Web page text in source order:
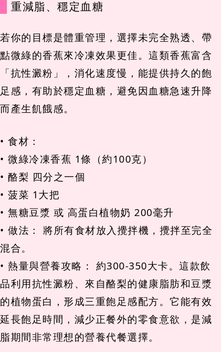
重減脂、穩定血糖
若你的目標是體重管理，選擇未完全熟透、帶
點微綠的香蕉來冷凍效果更佳。這類香蕉富含
「抗性澱粉」，消化速度慢，能提供持久的飽
足感，有助於穩定血糖，避免因血糖急速升降
而產生飢餓感。
• 食材：
• 微綠冷凍香蕉 1條（約100克）
• 酪梨 四分之一個
• 菠菜 1大把
• 無糖豆漿 或 高蛋白植物奶 200毫升
• 做法： 將所有食材放入攪拌機，攪拌至完全
混合。
• 熱量與營養攻略： 約300-350大卡。這款飲
品利用抗性澱粉、來自酪梨的健康脂肪和豆漿
的植物蛋白，形成三重飽足感配方。它能有效
延長飽足時間，減少正餐外的零食意欲，是減
脂期間非常理想的營養代餐選擇。